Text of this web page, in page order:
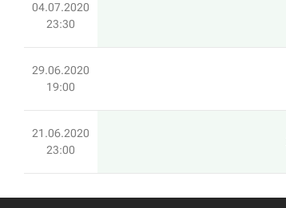
04.07.2020
23:30
29.06.2020
19:00
21.06.2020
23:00